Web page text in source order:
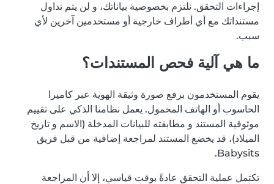
إجراءات التحقق. نلتزم بخصوصية بياناتك، و لن يتم تداول
مستنداتك مع أي أطراف خارجية أو مستخدمين آخرين لأي
سبب.
ما هي آلية فحص المستندات؟
يقوم المستخدمون برفع صورة وثيقة الهوية عبر كاميرا
الحاسوب أو الهاتف المحمول. يعمل نظامنا الذكي على تقييم
موثوقية المستند و مطابقته للبيانات المدخلة (الاسم و تاريخ
الميلاد)، قد يخضع المستند لمراجعة إضافية من قبل فريق
Babysits.
تكتمل عملية التحقق عادةً بوقت قياسي، إلا أن المراجعة